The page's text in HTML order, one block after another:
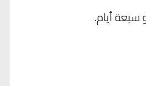
سبعة أيام.